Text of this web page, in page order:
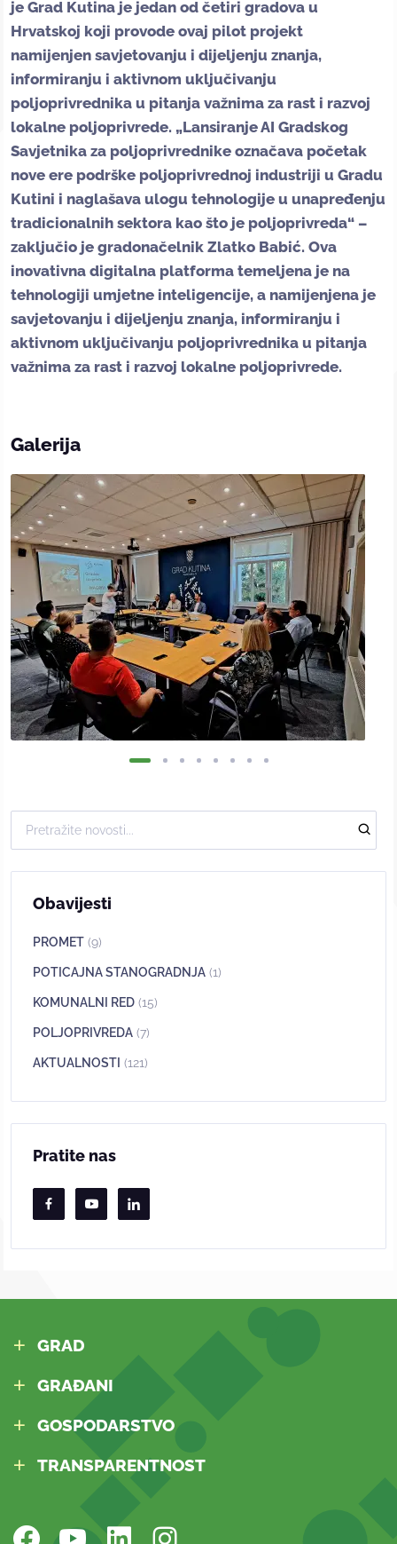
je Grad Kutina je jedan od četiri gradova u
Hrvatskoj koji provode ovaj pilot projekt
namijenjen savjetovanju i dijeljenju znanja,
informiranju i aktivnom uključivanju
poljoprivrednika u pitanja važnima za rast i razvoj
lokalne poljoprivrede. „Lansiranje AI Gradskog
Savjetnika za poljoprivrednike označava početak
nove ere podrške poljoprivrednoj industriji u Gradu
Kutini i naglašava ulogu tehnologije u unapređenju
tradicionalnih sektora kao što je poljoprivreda“ –
zaključio je gradonačelnik Zlatko Babić. Ova
inovativna digitalna platforma temeljena je na
tehnologiji umjetne inteligencije, a namijenjena je
savjetovanju i dijeljenju znanja, informiranju i
aktivnom uključivanju poljoprivrednika u pitanja
važnima za rast i razvoj lokalne poljoprivrede.
Galerija
Obavijesti
PROMET (9)
POTICAJNA STANOGRADNJA (1)
KOMUNALNI RED (15)
POLJOPRIVREDA (7)
AKTUALNOSTI (121)
Pratite nas
GRAD
GRAĐANI
GOSPODARSTVO
TRANSPARENTNOST